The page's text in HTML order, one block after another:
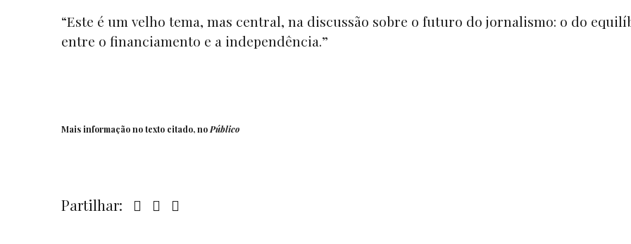
“Este é um velho tema, mas central, na discussão sobre o futuro do jornalismo: o do
entre o financiamento e a independência.”
Mais informação no texto citado, noPúblico
Partilhar: